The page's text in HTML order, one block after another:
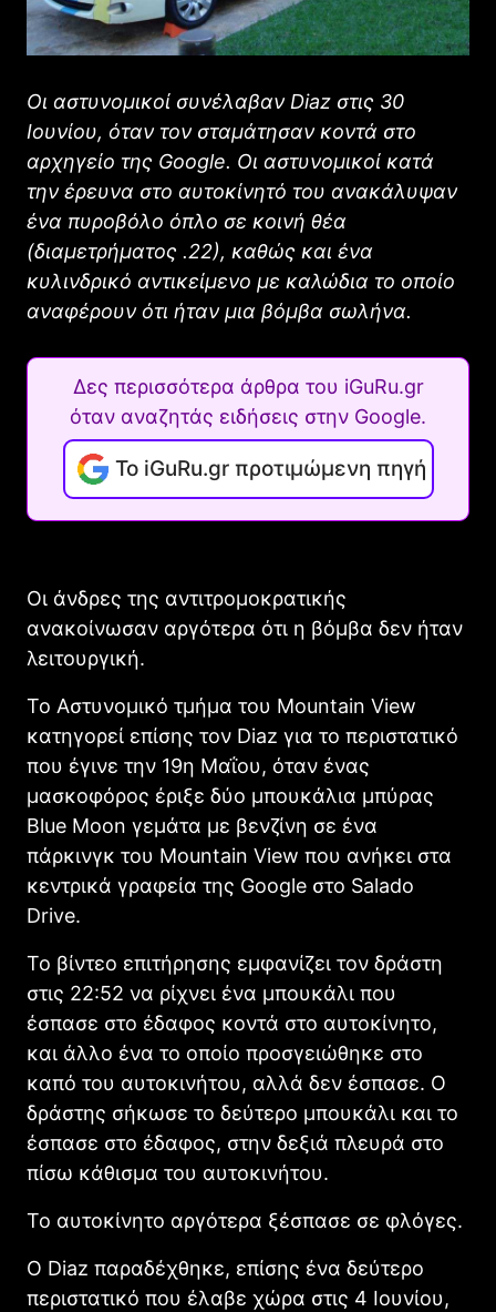
Οι αστυνομικοί συνέλαβαν Diaz στις 30
Ιουνίου, όταν τον σταμάτησαν κοντά στο
αρχηγείο της Google. Οι αστυνομικοί κατά
την έρευνα στο αυτοκίνητό του ανακάλυψαν
ένα πυροβόλο όπλο σε κοινή θέα
(διαμετρήματος .22), καθώς και ένα
κυλινδρικό αντικείμενο με καλώδια το οποίο
αναφέρουν ότι ήταν μια βόμβα σωλήνα.
Δες περισσότερα άρθρα του iGuRu.gr
όταν αναζητάς ειδήσεις στην Google.
Το iGuRu.gr προτιμώμενη πηγή
Οι άνδρες της αντιτρομοκρατικής
ανακοίνωσαν αργότερα ότι η βόμβα δεν ήταν
λειτουργική.
Το Αστυνομικό τμήμα του Mountain View
κατηγορεί επίσης τον Diaz για το περιστατικό
που έγινε την 19η Μαΐου, όταν ένας
μασκοφόρος έριξε δύο μπουκάλια μπύρας
Blue Moon γεμάτα με βενζίνη σε ένα
πάρκινγκ του Mountain View που ανήκει στα
κεντρικά γραφεία της Google στο Salado
Drive.
Το βίντεο επιτήρησης εμφανίζει τον δράστη
στις 22:52 να ρίχνει ένα μπουκάλι που
έσπασε στο έδαφος κοντά στο αυτοκίνητο,
και άλλο ένα το οποίο προσγειώθηκε στο
καπό του αυτοκινήτου, αλλά δεν έσπασε. Ο
δράστης σήκωσε το δεύτερο μπουκάλι και το
έσπασε στο έδαφος, στην δεξιά πλευρά στο
πίσω κάθισμα του αυτοκινήτου.
Το αυτοκίνητο αργότερα ξέσπασε σε φλόγες.
Ο Diaz παραδέχθηκε, επίσης ένα δεύτερο
περιστατικό που έλαβε χώρα στις 4 Ιουνίου,